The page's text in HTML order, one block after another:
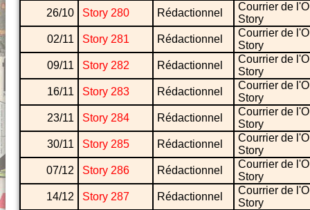
26/10
Story 280 Rédactionnel
Courrier de
Story
02/11
Story 281 Rédactionnel
Courrier de
Story
09/11
Story 282 Rédactionnel
Courrier de
Story
16/11
Story 283 Rédactionnel
Courrier de
Story
23/11
Story 284 Rédactionnel
Courrier de
Story
30/11
Story 285 Rédactionnel
Courrier de
Story
07/12
Story 286 Rédactionnel
Courrier de
Story
14/12
Story 287 Rédactionnel
Courrier de
Story